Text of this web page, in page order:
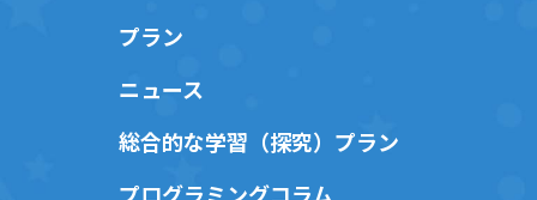
プラン
ニュース
総合的な学習（探究）プラン
プログラミングコラム